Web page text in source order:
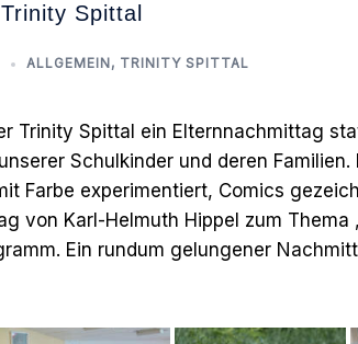
Spittal
ALLGEMEIN, TRINITY SPITTAL
Trinity Spittal ein Elternnachmittag
Schulkinder und deren
Farbe experimentiert, Comics
von Karl-Helmuth Hippel zum Thema
Ein rundum gelungener